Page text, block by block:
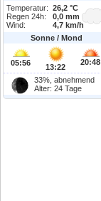
Temperatur:
26,2 °C
Regen 24h:
0,0 mm
Wind:
4,7 km/h
Sonne / Mond
05:56 13:22
20:48
33%, abnehmend
Alter: 24 Tage